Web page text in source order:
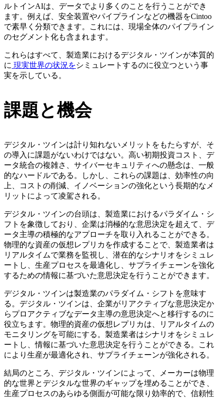
ルトインAIは、データでより多くのことを行うことができ
ます。例えば、安全装置やパイプラインなどの機器をCintoo
で素早く分類できます。これには、現場全体のパイプライン
のセグメント化も含まれます。
これらはすべて、製造業におけるデジタル・ツインが本質的
に 現実世界の状況をシミュレートするのに役立つという事
実を示している。
課題と機会
デジタル・ツインは計り知れないメリットをもたらすが、そ
の導入に課題がないわけではない。高い初期投資コスト、デ
ータ統合の複雑さ、サイバーセキュリティへの懸念は、一般
的なハードルである。しかし、これらの課題は、効率性の向
上、コストの削減、イノベーションの強化という長期的なメ
リットによって凌駕される。
デジタル・ツインの台頭は、製造業におけるパラダイム・シ
フトを象徴しており、企業は消極的な意思決定を超えて、デ
ータ主導の積極的なアプローチを取り入れることができる。
物理的な資産の仮想レプリカを作成することで、製造業者は
リアルタイムで業務を監視し、潜在的なシナリオをシミュレ
ートし、生産プロセスを最適化し、サプライチェーンを強化
するための情報に基づいた意思決定を行うことができます。
デジタル・ツインは製造業のパラダイム・シフトを意味す
る。デジタル・ツインは、企業がリアクティブな意思決定か
らプロアクティブなデータ主導の意思決定へと移行するのに
役立ちます。物理的資産の仮想レプリカは、リアルタイムの
モニタリングを可能にする。製造業者はシナリオをシミュレ
ートし、情報に基づいた意思決定を行うことができる。これ
により生産が最適化され、サプライチェーンが強化される。
結局のところ、デジタル・ツインによって、メーカーは物理
的な世界とデジタルな世界のギャップを埋めることができ、
生産プロセスのあらゆる側面が可能な限り効率的で、信頼性